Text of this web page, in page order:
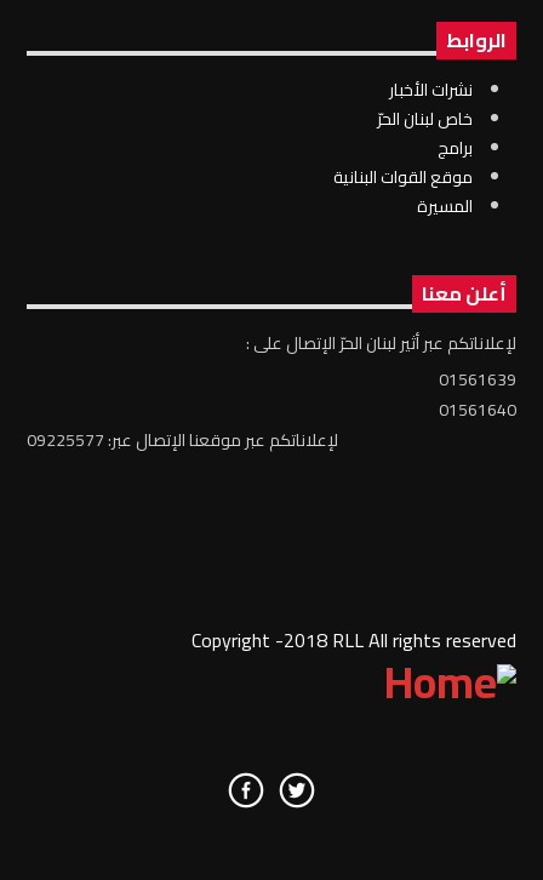
الروابط
نشرات الأخبار
خاص لبنان الحرّ
برامج
موقع القوات البنانية
المسيرة
أعلن معنا
لإعلاناتكم عبر أثير لبنان الحرّ الإتصال على :
01561639
01561640
لإعلاناتكم عبر موقعنا الإتصال عبر: 09225577
Copyright -2018 RLL All rights reserved